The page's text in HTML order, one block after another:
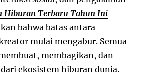
Hiburan Terbaru Tahun Ini
bahwa batas antara
mulai mengabur. Semua
membagikan, dan
ekosistem hiburan dunia.